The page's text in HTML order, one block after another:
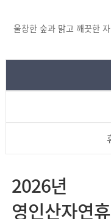
울창한 숲과 맑고 깨끗한
2026년
영인산자연